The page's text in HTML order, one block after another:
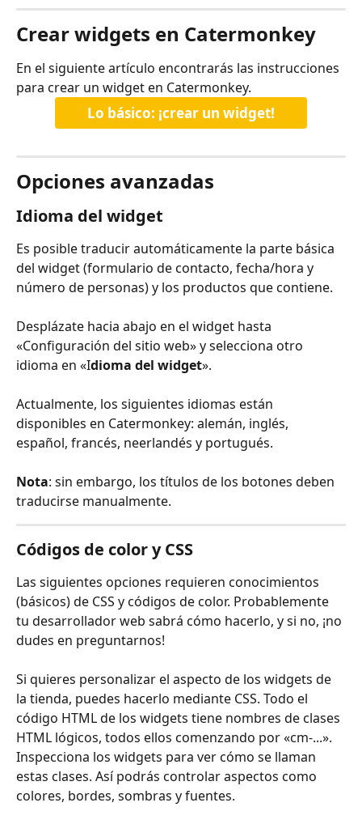
Crear widgets en Catermonkey
En el siguiente artículo encontrarás las instrucciones
para crear un widget en Catermonkey.
Lo básico: ¡crear un widget!
Opciones avanzadas
Idioma del widget
Es posible traducir automáticamente la parte básica
del widget (formulario de contacto, fecha/hora y
número de personas) y los productos que contiene.
Desplázate hacia abajo en el widget hasta
«Configuración del sitio web» y selecciona otro
idioma en «Idioma del widget».
Actualmente, los siguientes idiomas están
disponibles en Catermonkey: alemán, inglés,
español, francés, neerlandés y portugués.
Nota: sin embargo, los títulos de los botones deben
traducirse manualmente.
Códigos de color y CSS
Las siguientes opciones requieren conocimientos
(básicos) de CSS y códigos de color. Probablemente
tu desarrollador web sabrá cómo hacerlo, y si no, ¡no
dudes en preguntarnos!
Si quieres personalizar el aspecto de los widgets de
la tienda, puedes hacerlo mediante CSS. Todo el
código HTML de los widgets tiene nombres de clases
HTML lógicos, todos ellos comenzando por «cm-...».
Inspecciona los widgets para ver cómo se llaman
estas clases. Así podrás controlar aspectos como
colores, bordes, sombras y fuentes.